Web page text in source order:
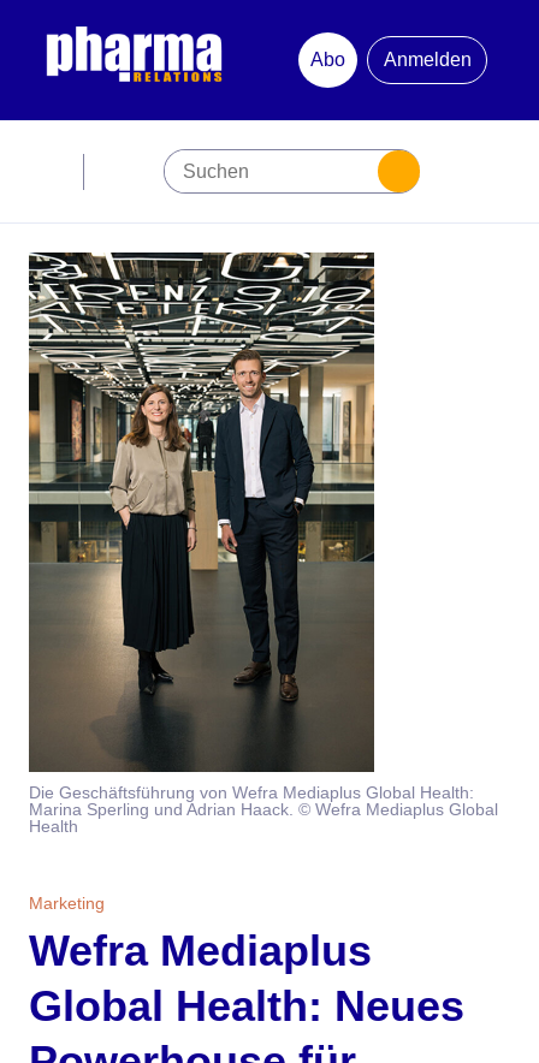
Abo
Anmelden
Premiumpartner
Jubiläum
Newsletter
Mediadaten
Themen
Marketing
Branche
Digital Health
Aktuelle Ausgabe
Abonnement
Werben
Die Geschäftsführung von Wefra Mediaplus Global Health:
Marina Sperling und Adrian Haack. © Wefra Mediaplus Global
Health
Marketing
Wefra Mediaplus
Global Health: Neues